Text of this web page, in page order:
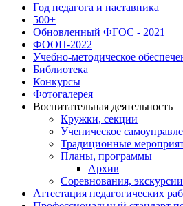
Год педагога и наставника
500+
Обновленный ФГОС - 2021
ФООП-2022
Учебно-методическое
Библиотека
Конкурсы
Фотогалерея
Воспитательная деятельность
Кружки, секции
Ученическое
Традиционные
Планы, программы
Архив
Соревнования, экскурсии
Аттестация педагогических